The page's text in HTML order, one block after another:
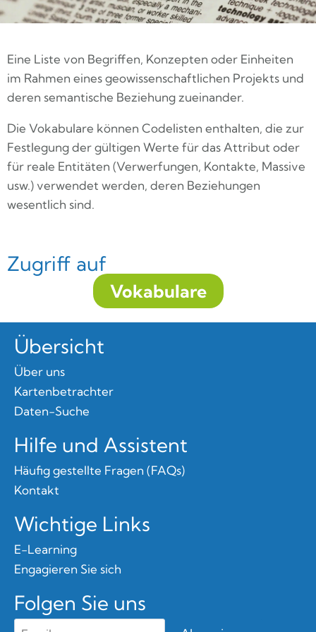
Eine Liste von Begriffen, Konzepten oder Einheiten
im Rahmen eines geowissenschaftlichen Projekts und
deren semantische Beziehung zueinander.
Die Vokabulare können Codelisten enthalten, die zur
Festlegung der gültigen Werte für das Attribut oder
für reale Entitäten (Verwerfungen, Kontakte, Massive
usw.) verwendet werden, deren Beziehungen
wesentlich sind.
Zugriff auf
Vokabulare
Übersicht
Über uns
Kartenbetrachter
Daten-Suche
Hilfe und Assistent
Häufig gestellte Fragen (FAQs)
Kontakt
Wichtige Links
E-Learning
Engagieren Sie sich
Folgen Sie uns